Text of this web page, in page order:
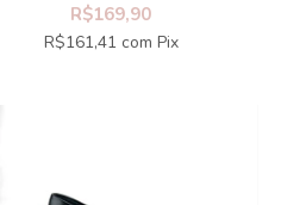
R$169,90
R$161,41 com Pix